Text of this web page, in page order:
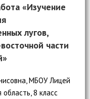
«Изучение
лугов,
части
МБОУ Лицей
8 класс